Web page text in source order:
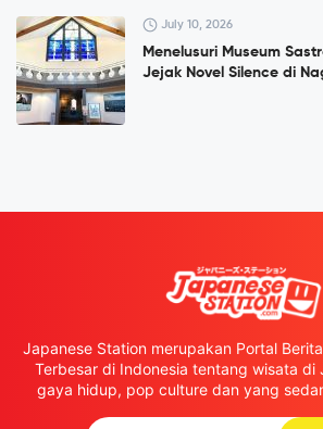
July 10, 2026
Menelusuri Museum
Jejak Novel Silence di
Japanese Station merupakan Portal
Terbesar di Indonesia tentang wisata di
gaya hidup, pop culture dan yang